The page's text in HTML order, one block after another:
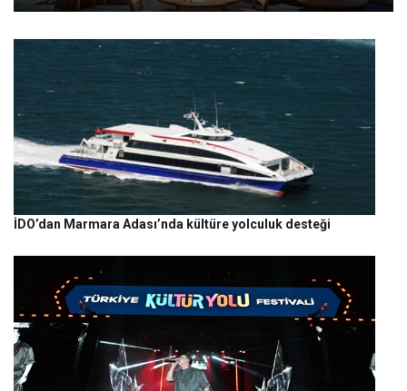
İDO’dan Marmara Adası’nda kültüre yolculuk desteği